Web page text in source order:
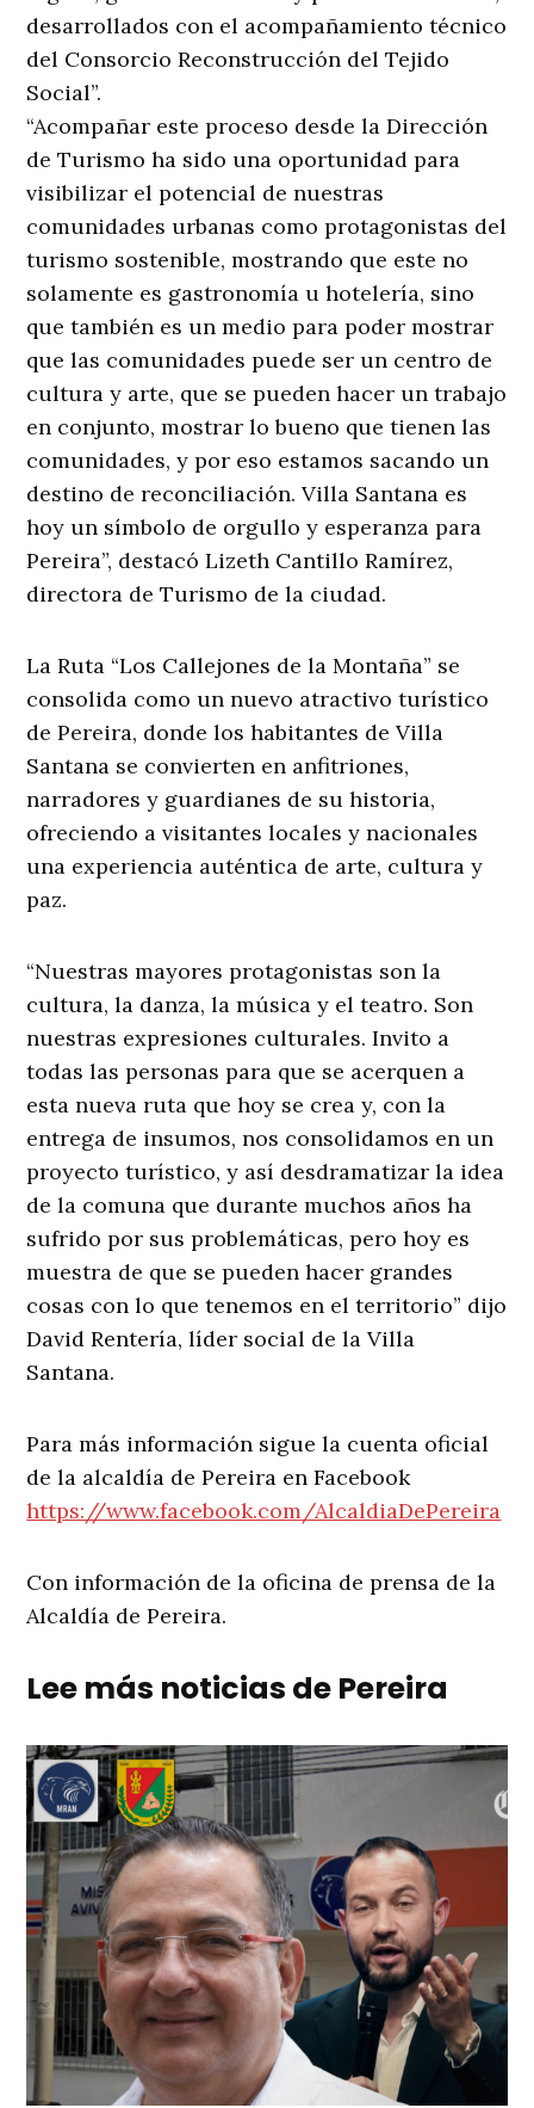
desarrollados con el acompañamiento técnico
del Consorcio Reconstrucción del Tejido
Social”.
“Acompañar este proceso desde la Dirección
de Turismo ha sido una oportunidad para
visibilizar el potencial de nuestras
comunidades urbanas como protagonistas del
turismo sostenible, mostrando que este no
solamente es gastronomía u hotelería, sino
que también es un medio para poder mostrar
que las comunidades puede ser un centro de
cultura y arte, que se pueden hacer un trabajo
en conjunto, mostrar lo bueno que tienen las
comunidades, y por eso estamos sacando un
destino de reconciliación. Villa Santana es
hoy un símbolo de orgullo y esperanza para
Pereira”, destacó Lizeth Cantillo Ramírez,
directora de Turismo de la ciudad.
La Ruta “Los Callejones de la Montaña” se
consolida como un nuevo atractivo turístico
de Pereira, donde los habitantes de Villa
Santana se convierten en anfitriones,
narradores y guardianes de su historia,
ofreciendo a visitantes locales y nacionales
una experiencia auténtica de arte, cultura y
paz.
“Nuestras mayores protagonistas son la
cultura, la danza, la música y el teatro. Son
nuestras expresiones culturales. Invito a
todas las personas para que se acerquen a
esta nueva ruta que hoy se crea y, con la
entrega de insumos, nos consolidamos en un
proyecto turístico, y así desdramatizar la idea
de la comuna que durante muchos años ha
sufrido por sus problemáticas, pero hoy es
muestra de que se pueden hacer grandes
cosas con lo que tenemos en el territorio” dijo
David Rentería, líder social de la Villa
Santana.
Para más información sigue la cuenta oficial
de la alcaldía de Pereira en Facebook
https://www.facebook.com/AlcaldiaDePereira
Con información de la oficina de prensa de la
Alcaldía de Pereira.
Lee más noticias de Pereira